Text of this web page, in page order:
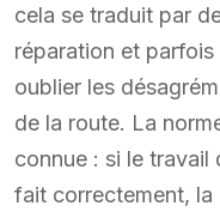
cela se traduit par
réparation et
oublier les
de la route. La
connue : si le
fait correctement, la